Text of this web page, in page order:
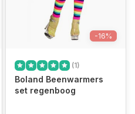
-16%
(1)
Boland Beenwarmers
set regenboog